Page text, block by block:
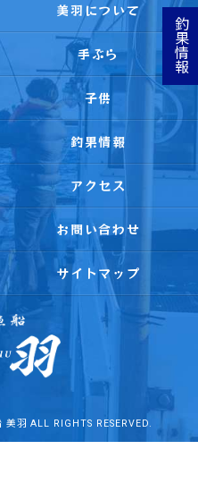
釣果情報
美羽について
手ぶら
子供
釣果情報
アクセス
お問い合わせ
サイトマップ
羽 ALL RIGHTS RESERVED.